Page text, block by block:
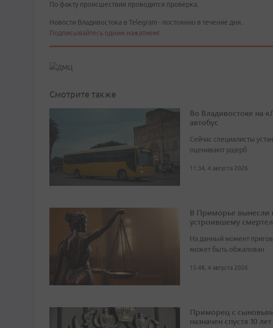
По факту происшествия проводится проверка.
Новости Владивостока в Telegram - постоянно в течение дня.
Подписывайтесь одним нажатием!
Смотрите также
Во Владивостоке на
автобус
Сейчас специалисты
оценивают ущерб
11:34, 4 августа 2026
В Приморье вынесли
устроившему
На данный момент
может быть обжалован
15:48, 4 августа 2026
Приморец с
назначен спустя 10 лет